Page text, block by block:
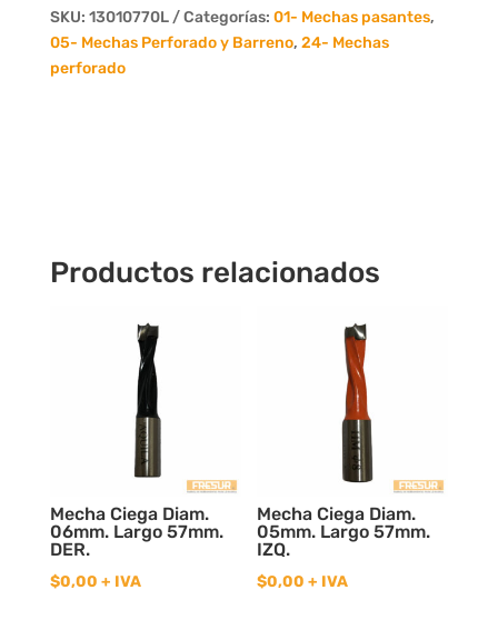
Largo
70mm.
IZQ.
SKU: 13010770L Categorías: 01- Mechas pasantes,
05- Mechas Perforado y Barreno, 24- Mechas
perforado
Productos relacionados
Mecha Ciega Diam.
06mm. Largo 57mm.
DER.
$0,00 + IVA
Mecha Ciega Diam.
05mm. Largo 57mm.
IZQ.
$0,00 + IVA